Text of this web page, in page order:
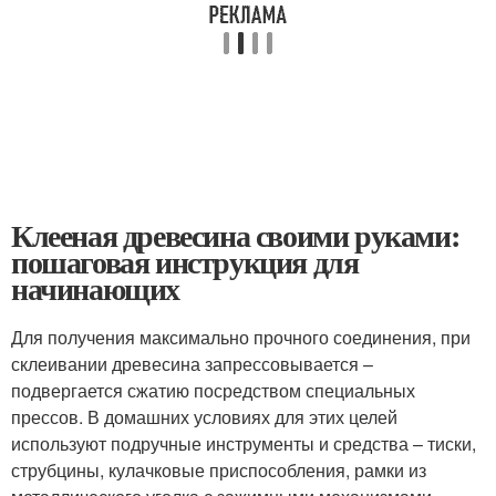
Клееная древесина своими руками:
пошаговая инструкция для
начинающих
Для получения максимально прочного соединения, при
склеивании древесина запрессовывается –
подвергается сжатию посредством специальных
прессов. В домашних условиях для этих целей
используют подручные инструменты и средства – тиски,
струбцины, кулачковые приспособления, рамки из